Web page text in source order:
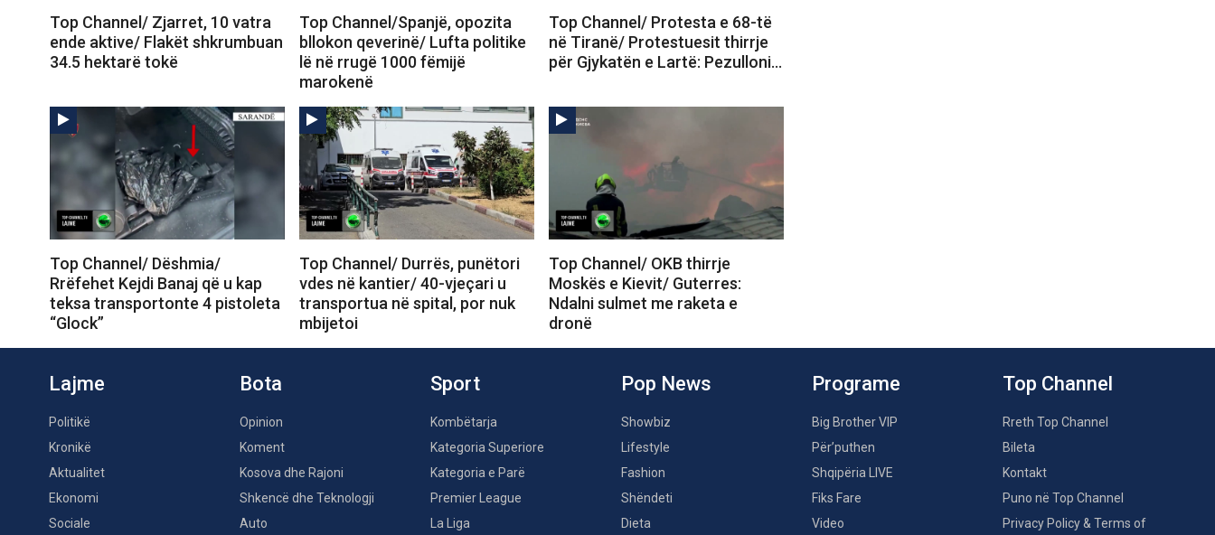
Top Channel/ Zjarret, 10 vatra
ende aktive/ Flakët shkrumbuan
34.5 hektarë tokë
Top Channel/Spanjë, opozita
bllokon qeverinë/ Lufta politike
lë në rrugë 1000 fëmijë
marokenë
Top Channel/ Protesta e 68-të
në Tiranë/ Protestuesit thirrje
për Gjykatën e Lartë: Pezulloni…
Top Channel/ Dëshmia/
Rrëfehet Kejdi Banaj që u kap
teksa transportonte 4 pistoleta
“Glock”
Top Channel/ Durrës, punëtori
vdes në kantier/ 40-vjeçari u
transportua në spital, por nuk
mbijetoi
Top Channel/ OKB thirrje
Moskës e Kievit/ Guterres:
Ndalni sulmet me raketa e
dronë
Lajme
Politikë
Kronikë
Aktualitet
Ekonomi
Sociale
Bota
Opinion
Koment
Kosova dhe Rajoni
Shkencë dhe Teknologji
Auto
Sport
Kombëtarja
Kategoria Superiore
Kategoria e Parë
Premier League
La Liga
Pop News
Showbiz
Lifestyle
Fashion
Shëndeti
Dieta
Programe
Big Brother VIP
Për’puthen
Shqipëria LIVE
Fiks Fare
Video
Top Channel
Rreth Top Channel
Bileta
Kontakt
Puno në Top Channel
Privacy Policy & Terms of